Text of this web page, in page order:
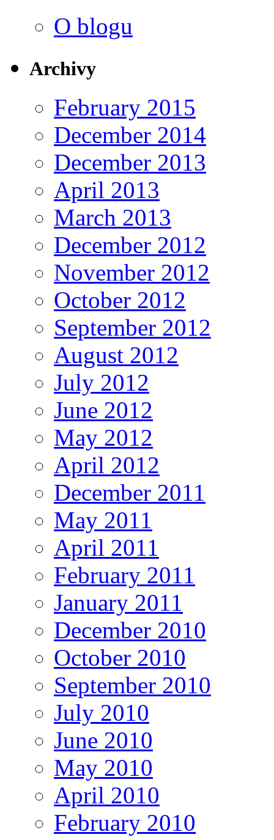
O blogu
Archivy
February 2015
December 2014
December 2013
April 2013
March 2013
December 2012
November 2012
October 2012
September 2012
August 2012
July 2012
June 2012
May 2012
April 2012
December 2011
May 2011
April 2011
February 2011
January 2011
December 2010
October 2010
September 2010
July 2010
June 2010
May 2010
April 2010
February 2010